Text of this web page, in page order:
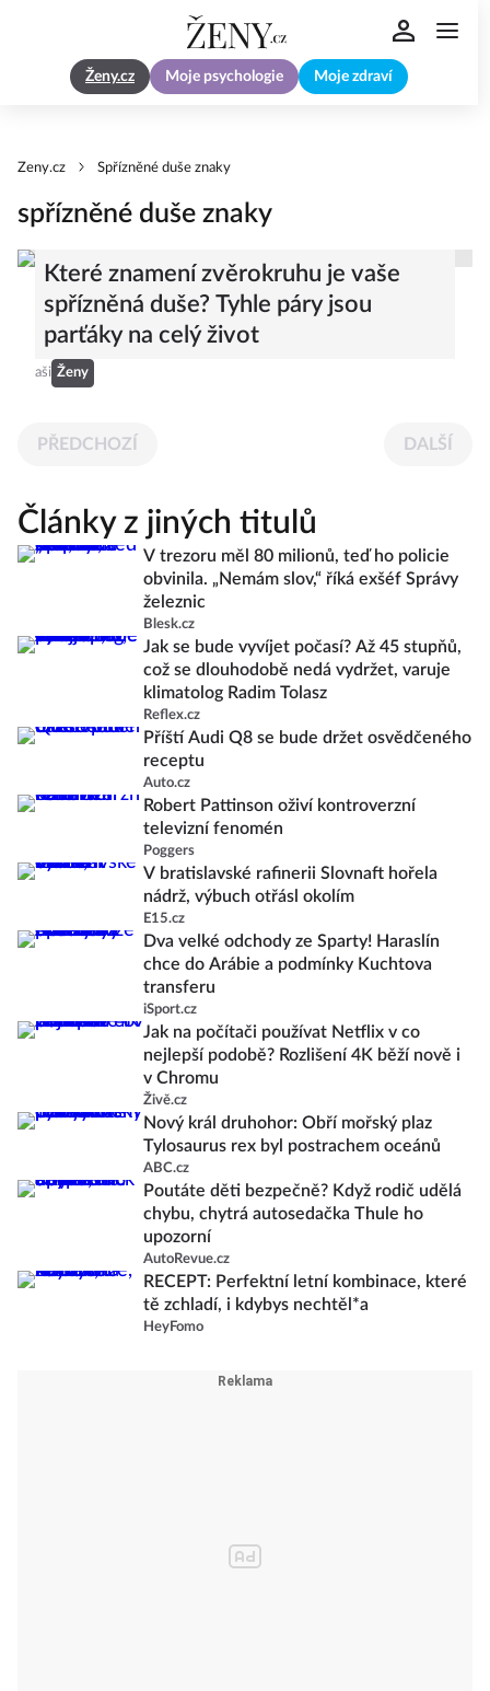
Ženy.cz Moje psychologie Moje zdraví
Zeny.cz Spřízněné duše znaky
spřízněné duše znaky
Které znamení zvěrokruhu je vaše
spřízněná duše? Tyhle páry jsou
parťáky na celý život
aši Ženy
PŘEDCHOZÍ DALŠÍ
Články z jiných titulů
V trezoru měl 80 milionů, teď ho policie
obvinila. „Nemám slov,“ říká exšéf Správy
železnic
Blesk.cz
Jak se bude vyvíjet počasí? Až 45 stupňů,
což se dlouhodobě nedá vydržet, varuje
klimatolog Radim Tolasz
Reflex.cz
Příští Audi Q8 se bude držet osvědčeného
receptu
Auto.cz
Robert Pattinson oživí kontroverzní
televizní fenomén
Poggers
V bratislavské rafinerii Slovnaft hořela
nádrž, výbuch otřásl okolím
E15.cz
Dva velké odchody ze Sparty! Haraslín
chce do Arábie a podmínky Kuchtova
transferu
iSport.cz
Jak na počítači používat Netflix v co
nejlepší podobě? Rozlišení 4K běží nově i
v Chromu
Živě.cz
Nový král druhohor: Obří mořský plaz
Tylosaurus rex byl postrachem oceánů
ABC.cz
Poutáte děti bezpečně? Když rodič udělá
chybu, chytrá autosedačka Thule ho
upozorní
AutoRevue.cz
RECEPT: Perfektní letní kombinace, které
tě zchladí, i kdybys nechtěl*a
HeyFomo